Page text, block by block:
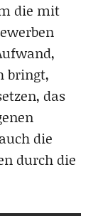
die mit
bringt,
das
die
durch die